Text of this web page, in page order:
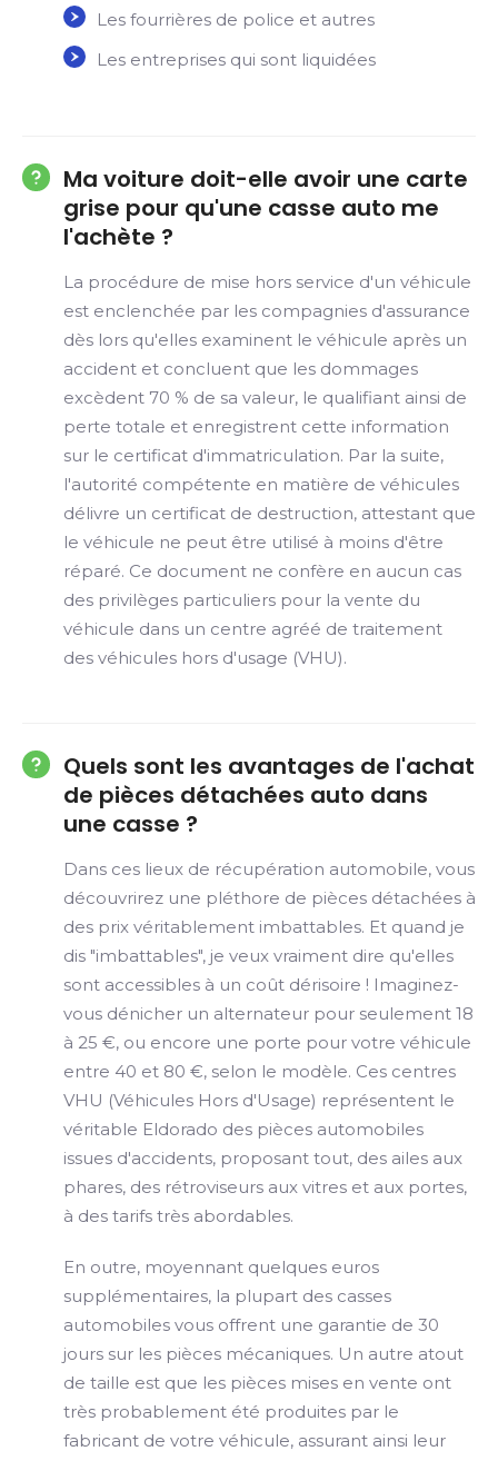
Les fourrières de police et autres
Les entreprises qui sont liquidées
Ma voiture doit-elle avoir une carte
grise pour qu'une casse auto me
l'achète ?
La procédure de mise hors service d'un véhicule
est enclenchée par les compagnies d'assurance
dès lors qu'elles examinent le véhicule après un
accident et concluent que les dommages
excèdent 70 % de sa valeur, le qualifiant ainsi de
perte totale et enregistrent cette information
sur le certificat d'immatriculation. Par la suite,
l'autorité compétente en matière de véhicules
délivre un certificat de destruction, attestant que
le véhicule ne peut être utilisé à moins d'être
réparé. Ce document ne confère en aucun cas
des privilèges particuliers pour la vente du
véhicule dans un centre agréé de traitement
des véhicules hors d'usage (VHU).
Quels sont les avantages de l'achat
de pièces détachées auto dans
une casse ?
Dans ces lieux de récupération automobile, vous
découvrirez une pléthore de pièces détachées à
des prix véritablement imbattables. Et quand je
dis "imbattables", je veux vraiment dire qu'elles
sont accessibles à un coût dérisoire ! Imaginez-
vous dénicher un alternateur pour seulement 18
à 25 €, ou encore une porte pour votre véhicule
entre 40 et 80 €, selon le modèle. Ces centres
VHU (Véhicules Hors d'Usage) représentent le
véritable Eldorado des pièces automobiles
issues d'accidents, proposant tout, des ailes aux
phares, des rétroviseurs aux vitres et aux portes,
à des tarifs très abordables.
En outre, moyennant quelques euros
supplémentaires, la plupart des casses
automobiles vous offrent une garantie de 30
jours sur les pièces mécaniques. Un autre atout
de taille est que les pièces mises en vente ont
très probablement été produites par le
fabricant de votre véhicule, assurant ainsi leur